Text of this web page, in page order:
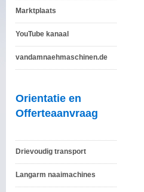
Marktplaats
YouTube kanaal
vandamnaehmaschinen.de
Orientatie en
Offerteaanvraag
Drievoudig transport
Langarm naaimachines